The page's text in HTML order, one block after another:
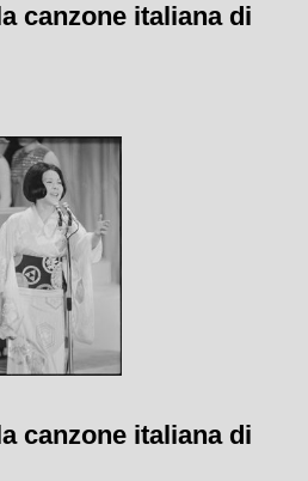
canzone italiana di
canzone italiana di